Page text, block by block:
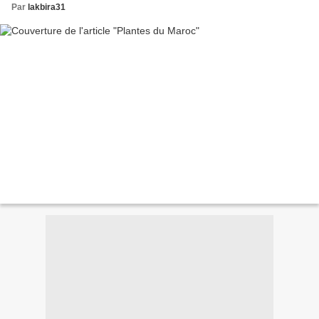
Par lakbira31